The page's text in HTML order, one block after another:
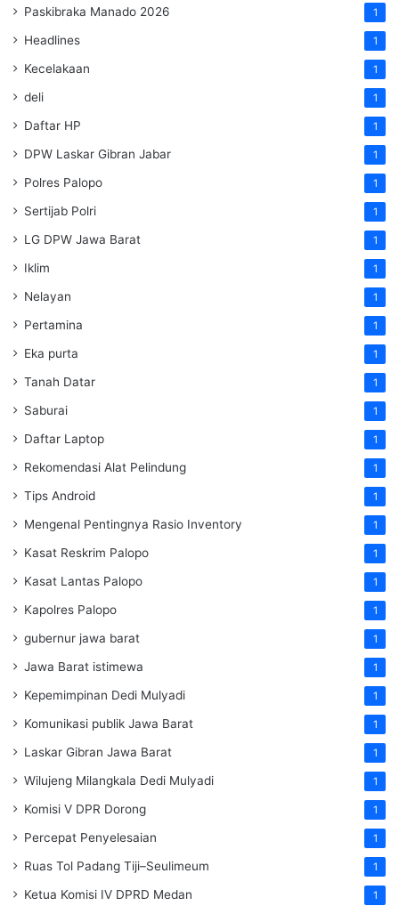
Paskibraka Manado 2026 1
Headlines 1
Kecelakaan 1
deli 1
Daftar HP 1
DPW Laskar Gibran Jabar 1
Polres Palopo 1
Sertijab Polri 1
LG DPW Jawa Barat 1
Iklim 1
Nelayan 1
Pertamina 1
Eka purta 1
Tanah Datar 1
Saburai 1
Daftar Laptop 1
Rekomendasi Alat Pelindung 1
Tips Android 1
Mengenal Pentingnya Rasio Inventory 1
Kasat Reskrim Palopo 1
Kasat Lantas Palopo 1
Kapolres Palopo 1
gubernur jawa barat 1
Jawa Barat istimewa 1
Kepemimpinan Dedi Mulyadi 1
Komunikasi publik Jawa Barat 1
Laskar Gibran Jawa Barat 1
Wilujeng Milangkala Dedi Mulyadi 1
Komisi V DPR Dorong 1
Percepat Penyelesaian 1
Ruas Tol Padang Tiji–Seulimeum 1
Ketua Komisi IV DPRD Medan 1